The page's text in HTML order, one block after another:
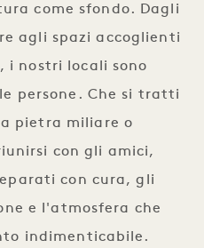
come sfondo. Dagli
agli spazi accoglienti
nostri locali sono
persone. Che si tratti
pietra miliare o
con gli amici,
con cura, gli
e l'atmosfera che
indimenticabile.